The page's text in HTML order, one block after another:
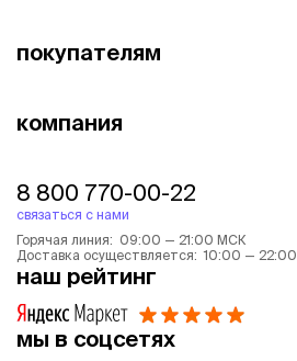
покупателям
компания
8 800 770-00-22
связаться с нами
Горячая линия: 09:00 — 21:00 МСК
Доставка осуществляется: 10:00 — 22:00
наш рейтинг
мы в соцсетях